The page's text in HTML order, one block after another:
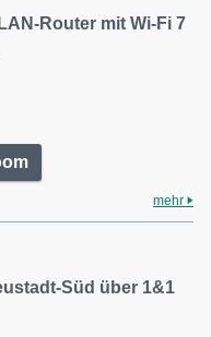
Router mit Wi-Fi 7
mehr
Süd über 1&1